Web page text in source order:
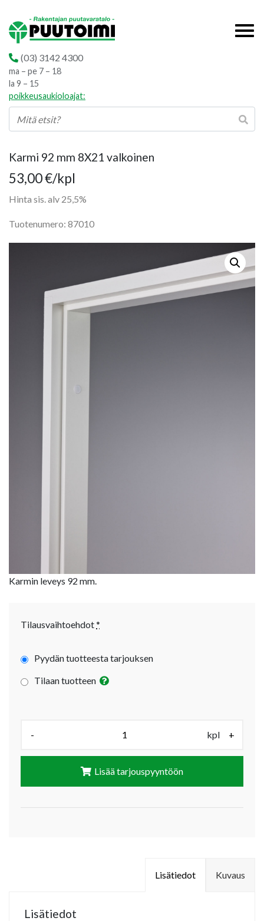
(03) 3142 4300
ma – pe 7 – 18
la 9 – 15
poikkeusaukioloajat:
Karmi 92 mm 8X21 valkoinen
53,00€/kpl
Hinta sis. alv 25,5%
Tuotenumero: 87010
Karmin leveys 92 mm.
Tilausvaihtoehdot*
Pyydän tuotteesta tarjouksen
Tilaan tuotteen
- kpl +
Lisää tarjouspyyntöön
Kuvaus
Lisätiedot
Lisätiedot